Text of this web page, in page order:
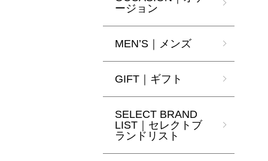
ージョン
MEN’S｜メンズ
GIFT｜ギフト
SELECT BRAND
LIST｜セレクトブ
ランドリスト